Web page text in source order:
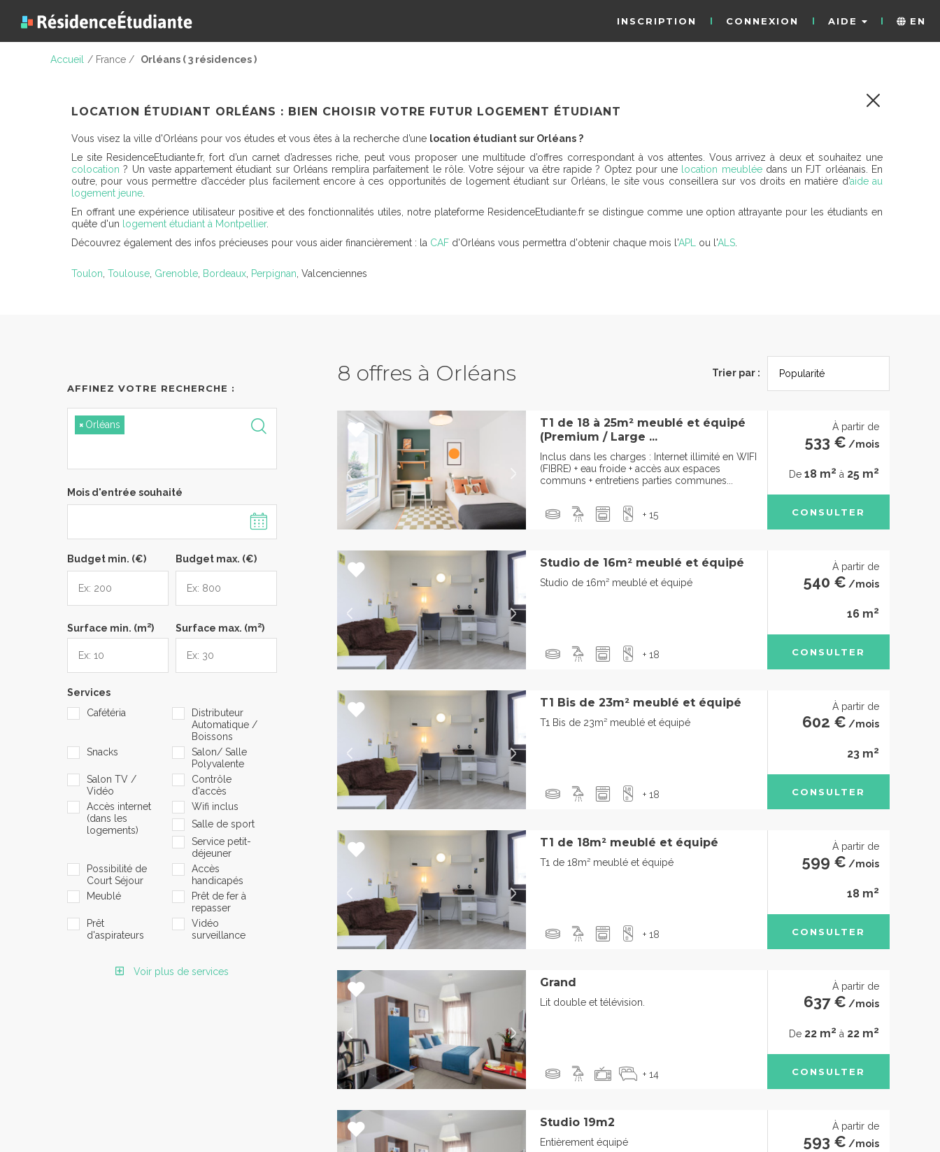
INSCRIPTION CONNEXION AIDE EN
Accueil / France / Orléans ( 3 résidences )
LOCATION ÉTUDIANT ORLÉANS : BIEN CHOISIR VOTRE FUTUR LOGEMENT ÉTUDIANT
Vous visez la ville d'Orléans pour vos études et vous êtes à la recherche d’une location étudiant sur Orléans ?
Le site ResidenceEtudiante.fr, fort d’un carnet d’adresses riche, peut vous proposer une multitude d’offres correspondant à vos attentes. Vous arrivez à deux et souhaitez une
colocation ? Un vaste appartement étudiant sur Orléans remplira parfaitement le rôle. Votre séjour va être rapide ? Optez pour une location meubléedans un FJT orléanais. En
outre, pour vous permettre d’accéder plus facilement encore à ces opportunités de logement étudiant sur Orléans, le site vous conseillera sur vos droits en matière d’aide au
logement jeune
En offrant une expérience utilisateur positive et des fonctionnalités utiles, notre plateforme ResidenceEtudiante.fr se distingue comme une option attrayante pour les étudiants en
quête d'un
logement étudiant à Montpellier.
Découvrez également des infos précieuses pour vous aider financièrement : la CAF d'Orléans vous permettra d'obtenir chaque mois l'APL ou l'ALS
Toulon Toulouse Grenoble Bordeaux Perpignan , Valcenciennes
8 offres à Orléans Trier par :
T1 de 18 à 25m² meublé et équipé
(Premium / Large ...
Inclus dans les charges : Internet illimité en WIFI
(FIBRE) + eau froide + accès aux espaces
communs + entretiens parties communes...
+ 15
À partir de
533 € /mois
De 18 m2 à 25 m2
CONSULTER
Studio de 16m² meublé et équipé
Studio de 16m² meublé et équipé
+ 18
À partir de
540 € /mois
16 m2
CONSULTER
T1 Bis de 23m² meublé et équipé
T1 Bis de 23m² meublé et équipé
+ 18
À partir de
602 € /mois
23 m2
CONSULTER
T1 de 18m² meublé et équipé
T1 de 18m² meublé et équipé
+ 18
À partir de
599 € /mois
18 m2
CONSULTER
Grand
Lit double et télévision.
+ 14
À partir de
637 € /mois
De 22 m2 à 22 m2
CONSULTER
Studio 19m2
Entièrement équipé
À partir de
593 € /mois
AFFINEZ VOTRE RECHERCHE :
× Orléans
Mois d'entrée souhaité
Budget min. (€) Budget max. (€)
Surface min. (m2) Surface max. (m2)
Services
Cafétéria
Distributeur
Automatique /
Boissons
Snacks
Salon/ Salle
Polyvalente
Salon TV /
Vidéo
Contrôle
d'accès
Accès internet
(dans les
logements)
Wifi inclus
Salle de sport
Service petit-
déjeuner
Possibilité de
Court Séjour
Accès
handicapés
Meublé
Prêt de fer à
repasser
Prêt
d'aspirateurs
Vidéo
surveillance
Voir plus de services